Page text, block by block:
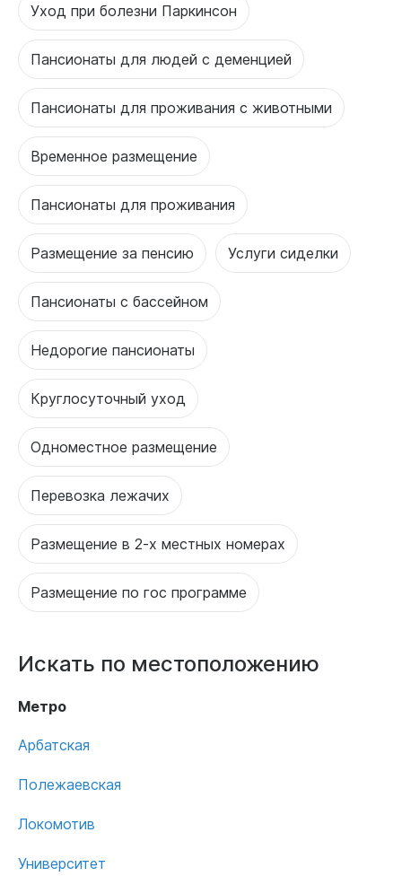
Уход при болезни Паркинсон
Пансионаты для людей с деменцией
Пансионаты для проживания с животными
Временное размещение
Пансионаты для проживания
Размещение за пенсию Услуги сиделки
Пансионаты с бассейном
Недорогие пансионаты
Круглосуточный уход
Одноместное размещение
Перевозка лежачих
Размещение в 2-х местных номерах
Размещение по гос программе
Искать по местоположению
Метро
Арбатская
Полежаевская
Локомотив
Университет